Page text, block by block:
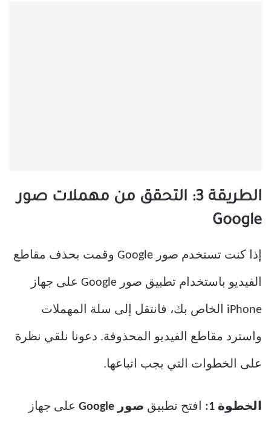
الطريقة 3: التحقق من مهملات صور
Google
إذا كنت تستخدم صور Google وقمت بحذف مقاطع
الفيديو باستخدام تطبيق صور Google على جهاز
iPhone الخاص بك، فانتقل إلى سلة المهملات
واسترد مقاطع الفيديو المحذوفة. دعونا نلقي نظرة
على الخطوات التي يجب اتباعها.
الخطوة 1: افتح تطبيق صور Google على جهاز